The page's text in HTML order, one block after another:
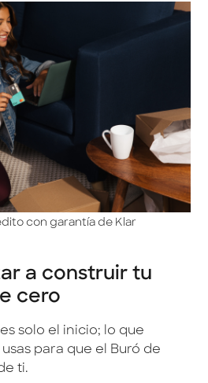
con garantía de Klar
a construir tu
cero
solo el inicio; lo que
para que el Buró de
ti.